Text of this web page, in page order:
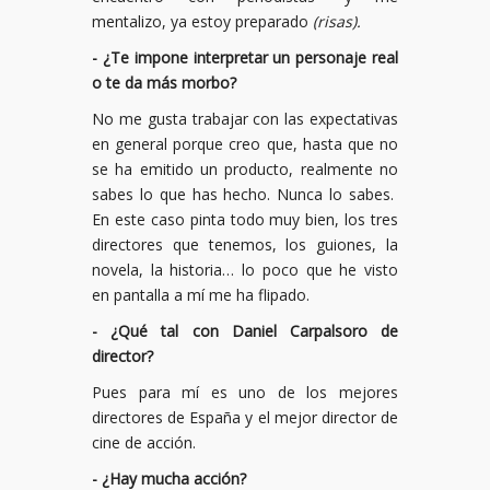
mentalizo, ya estoy preparado (risas).
- ¿Te impone interpretar un personaje real
o te da más morbo?
No me gusta trabajar con las expectativas
en general porque creo que, hasta que no
se ha emitido un producto, realmente no
sabes lo que has hecho. Nunca lo sabes.
En este caso pinta todo muy bien, los tres
directores que tenemos, los guiones, la
novela, la historia… lo poco que he visto
en pantalla a mí me ha flipado.
- ¿Qué tal con Daniel Carpalsoro de
director?
Pues para mí es uno de los mejores
directores de España y el mejor director de
cine de acción.
- ¿Hay mucha acción?